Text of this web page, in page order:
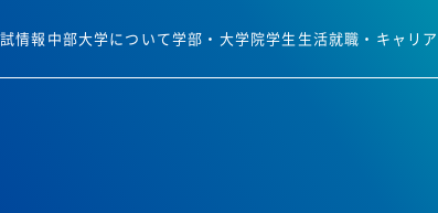
情報 中部大学について学部・大学院学生生活就職・キャリア